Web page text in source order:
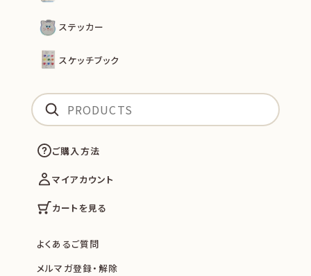
ステッカー
スケッチブック
ご購入方法
マイアカウント
カートを見る
よくあるご質問
メルマガ登録・解除